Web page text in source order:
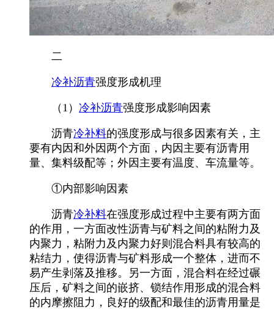
二
冷补沥青强度形成机理
（1） 冷补沥青强度形成影响因素
沥青冷补料的强度形成与很多因素有关，主
要有内因和外因两个方面，内因主要有沥青用
量、集料级配等；外因主要有温度、车流量等。
①内部影响因素
沥青冷补料在强度形成过程中主要有两方面
的作用，一方面改性沥青与矿料之间的粘附力及
内聚力，粘附力及内聚力好则混合料具有较高的
粘结力，使得沥青与矿料形成一个整体，进而不
易产生剥落及推移。另一方面，混合料在经过碾
压后，矿料之间的嵌挤、锁结作用形成的混合料
的内摩擦阻力，良好的级配和最佳的沥青用量是